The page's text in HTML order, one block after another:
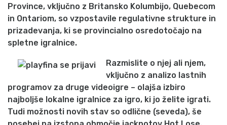
Province, vključno z Britansko Kolumbijo, Quebecom
in Ontariom, so vzpostavile regulativne strukture in
prizadevanja, ki se provincialno osredotočajo na
spletne igralnice.
Razmislite o njej ali njem,
vključno z analizo lastnih
programov za druge videoigre – olajša izbiro
najboljše lokalne igralnice za igro, ki jo želite igrati.
Tudi možnosti novih stav so odlične (seveda), še